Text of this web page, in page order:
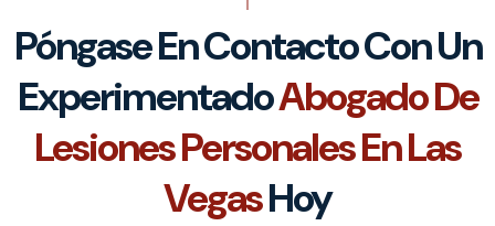
Póngase En Contacto Con Un
ExperimentadoAbogado De
Lesiones Personales En Las
VegasHoy